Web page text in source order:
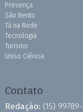
Presença
São Bento
Tá na Rede
Tecnologia
Turismo
Uniso Ciência
Contato
Redação: (15) 99789-